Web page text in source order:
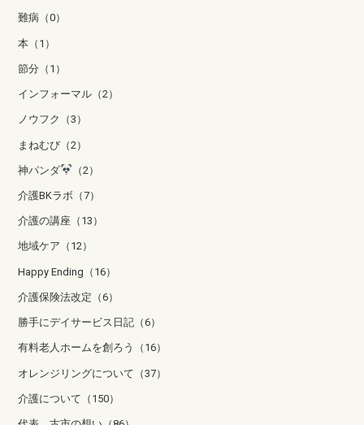
難病（0）
本（1）
節分（1）
インフォーマル（2）
ノウフク（3）
まねむび（2）
神パンダ （2）
介護BKラボ（7）
介護の講座（13）
地域ケア（12）
Happy Ending（16）
介護保険法改定（6）
勝手にデイサービス日記（6）
有料老人ホームを創ろう（16）
オレンジリングについて（37）
介護について（150）